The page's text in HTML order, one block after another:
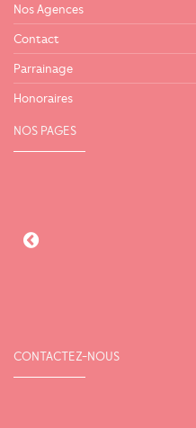
Nos Agences
Contact
Parrainage
Honoraires
NOS PAGES
CONTACTEZ-NOUS